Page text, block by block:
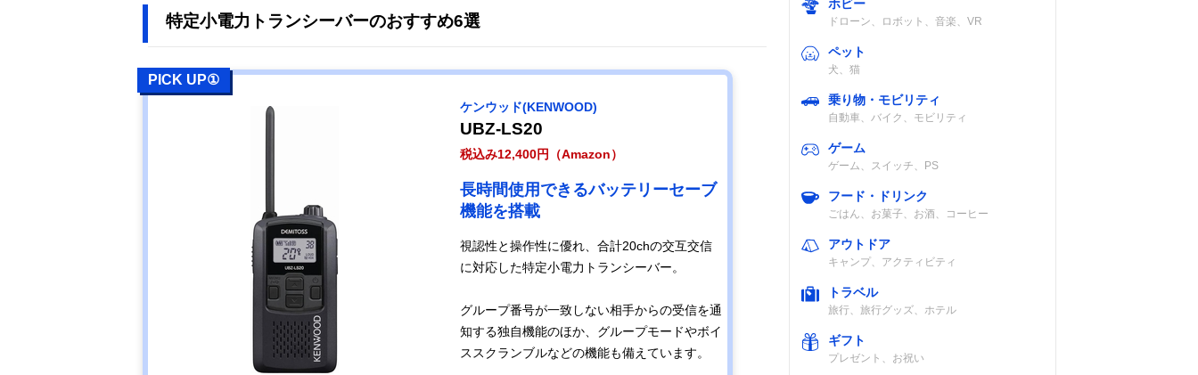
Amazonで見る
エフ・アール・
ー ET-20X
届いたその日か
ット
部含まず）
単3形アルカリ
ド電池FBP-1
×
コンパクトなが
アをカバーでき
幅54×奥行
88mm（突起部
含まず）
む）
ル82ch＋上空
リチウムイオン
電池、単3形ア
ルカリ電池×3
バーテックスス
タンダードLMR
スタンダード
VXD30 増波モ
デル
米軍MIL規格を
クリアした耐衝
幅56×奥行31×
高さ
約260g
97ch（デジタ
リチウムイオン
電池
アルインコ
リチウムイオン
特定小電力トランシーバーのおすすめ6選
PICK UP①
ケンウッド(KENWOOD)
UBZ-LS20
税込み12,400円（Amazon）
長時間使用できるバッテリーセーブ
機能を搭載
視認性と操作性に優れ、合計20chの交互交信
に対応した特定小電力トランシーバー。
グループ番号が一致しない相手からの受信を通
知する独自機能のほか、グループモードやボイ
ススクランブルなどの機能も備えています。
ホビー
ドローン、ロボット、音楽、VR
ペット
犬、猫
乗り物・モビリティ
自動車、バイク、モビリティ
ゲーム
ゲーム、スイッチ、PS
フード・ドリンク
ごはん、お菓子、お酒、コーヒー
アウトドア
キャンプ、アクティビティ
トラベル
旅行、旅行グッズ、ホテル
ギフト
プレゼント、お祝い